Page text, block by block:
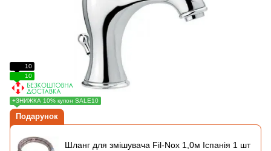
10
10
+ЗНИЖКА 10% купон SALE10
Подарунок
Шланг для змішувача Fil-Nox 1,0м Іспанія 1 шт